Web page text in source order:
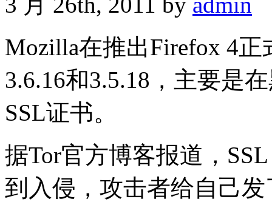
Mozilla在推出Firefox 4
3.6.16和3.5.18，主要是
SSL证书。
据Tor官方博客报道，
到入侵，攻击者给自己